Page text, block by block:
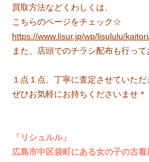
買取方法などくわしくは、
こちらのページをチェック☆
https://www.lisur.jp/wp/lisululu/
また、店頭でのチラシ配布も行って
１点１点、丁寧に査定させていただ
ぜひお気軽にお持ちくださいませ＊
「リシュルル」
広島市中区袋町にある女の子の古着